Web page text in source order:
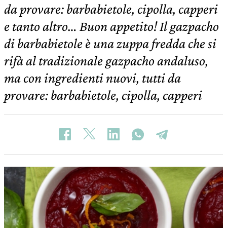
da provare: barbabietole, cipolla, capperi
e tanto altro… Buon appetito! Il gazpacho
di barbabietole è una zuppa fredda che si
rifà al tradizionale gazpacho andaluso,
ma con ingredienti nuovi, tutti da
provare: barbabietole, cipolla, capperi